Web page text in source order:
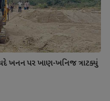
ખનન પર ખાણ-ખનિજ ત્રાટક્યું